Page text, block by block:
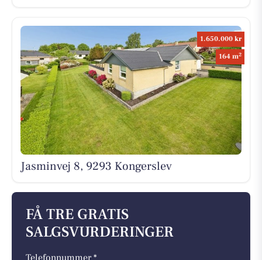
1.650.000 kr
164 m2
Jasminvej 8, 9293 Kongerslev
FÅ TRE GRATIS
SALGSVURDERINGER